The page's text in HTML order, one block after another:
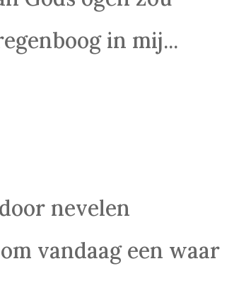
in mij...
nevelen
vandaag een waar